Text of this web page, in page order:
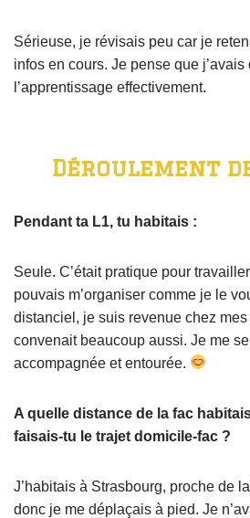
Sérieuse, je révisais peu car je
infos en cours. Je pense que
l’apprentissage effectivement.
Déroulement
Pendant ta L1, tu habitais :
Seule. C’était pratique pour
pouvais m’organiser comme je le
distanciel, je suis revenue chez
convenait beaucoup aussi. Je me
accompagnée et entourée.
A quelle distance de la fac
faisais-tu le trajet domicile-fac ?
J’habitais à Strasbourg, proche de
donc je me déplaçais à pied. Je